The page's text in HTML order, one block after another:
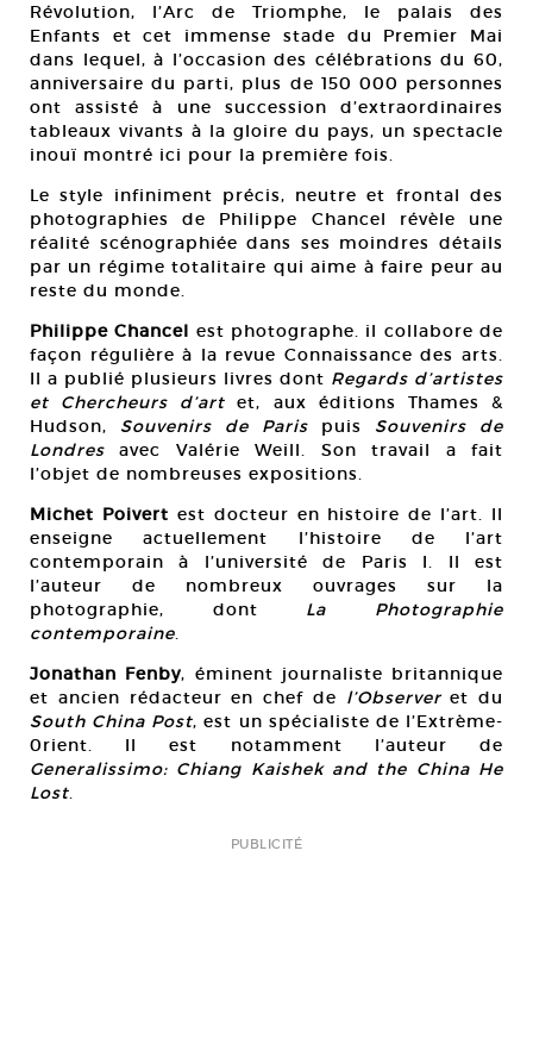
Révolution, l’Arc de Triomphe, le palais des
Enfants et cet immense stade du Premier Mai
dans lequel, à l’occasion des célébrations du 60,
anniversaire du parti, plus de 150 000 personnes
ont assisté à une succession d’extraordinaires
tableaux vivants à la gloire du pays, un spectacle
inouï montré ici pour la première fois.
Le style infiniment précis, neutre et frontal des
photographies de Philippe Chancel révèle une
réalité scénographiée dans ses moindres détails
par un régime totalitaire qui aime à faire peur au
reste du monde.
Philippe Chancel est photographe. il collabore de
façon régulière à la revue Connaissance des arts.
Il a publié plusieurs livres dont Regards d’artistes
et Chercheurs d’art et, aux éditions Thames &
Hudson, Souvenirs de Paris puis Souvenirs de
Londres avec Valérie Weill. Son travail a fait
l’objet de nombreuses expositions.
Michet Poivert est docteur en histoire de l’art. Il
enseigne actuellement l’histoire de l’art
contemporain à l’université de Paris I. Il est
l’auteur de nombreux ouvrages sur la
photographie, dont La Photographie
contemporaine.
Jonathan Fenby, éminent journaliste britannique
et ancien rédacteur en chef de l’Observeret du
South China Post, est un spécialiste de l’Extrème-
0rient. Il est notamment l’auteur de
Generalissimo: Chiang Kaishek and the China He
Lost.
PUBLICITÉ